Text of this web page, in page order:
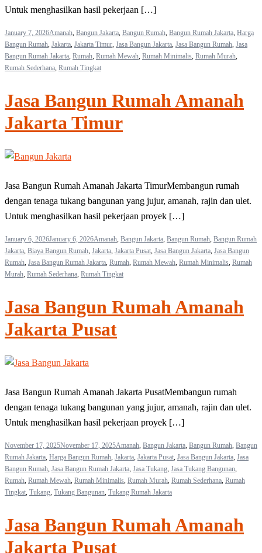
Untuk menghasilkan hasil pekerjaan […]
January 7, 2026Amanah, Bangun Jakarta, Bangun Rumah, Bangun Rumah Jakarta, Harga
Bangun Rumah, Jakarta, Jakarta Timur, Jasa Bangun Jakarta, Jasa Bangun Rumah, Jasa
Bangun Rumah Jakarta, Rumah, Rumah Mewah, Rumah Minimalis, Rumah Murah,
Rumah Sederhana, Rumah Tingkat
Jasa Bangun Rumah Amanah
Jakarta Timur
Jasa Bangun Rumah Amanah Jakarta TimurMembangun rumah
dengan tenaga tukang bangunan yang jujur, amanah, rajin dan ulet.
Untuk menghasilkan hasil pekerjaan proyek […]
January 6, 2026January 6, 2026Amanah, Bangun Jakarta, Bangun Rumah, Bangun Rumah
Jakarta, Biaya Bangun Rumah, Jakarta, Jakarta Pusat, Jasa Bangun Jakarta, Jasa Bangun
Rumah, Jasa Bangun Rumah Jakarta, Rumah, Rumah Mewah, Rumah Minimalis, Rumah
Murah, Rumah Sederhana, Rumah Tingkat
Jasa Bangun Rumah Amanah
Jakarta Pusat
Jasa Bangun Rumah Amanah Jakarta PusatMembangun rumah
dengan tenaga tukang bangunan yang jujur, amanah, rajin dan ulet.
Untuk menghasilkan hasil pekerjaan proyek […]
November 17, 2025November 17, 2025Amanah, Bangun Jakarta, Bangun Rumah, Bangun
Rumah Jakarta, Harga Bangun Rumah, Jakarta, Jakarta Pusat, Jasa Bangun Jakarta, Jasa
Bangun Rumah, Jasa Bangun Rumah Jakarta, Jasa Tukang, Jasa Tukang Bangunan,
Rumah, Rumah Mewah, Rumah Minimalis, Rumah Murah, Rumah Sederhana, Rumah
Tingkat, Tukang, Tukang Bangunan, Tukang Rumah Jakarta
Jasa Bangun Rumah Amanah
Jakarta Pusat